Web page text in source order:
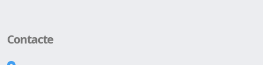
Contacte